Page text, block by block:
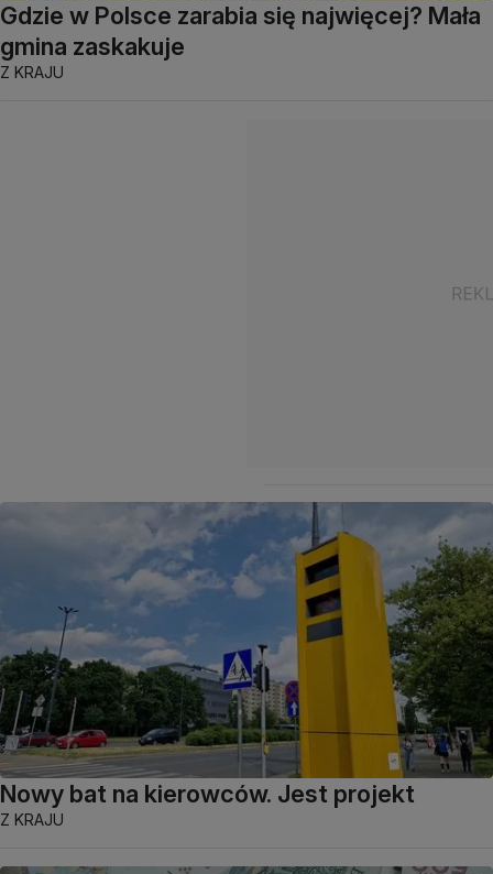
Gdzie w Polsce zarabia się najwięcej? Mała
gmina zaskakuje
Z KRAJU
Nowy bat na kierowców. Jest projekt
Z KRAJU